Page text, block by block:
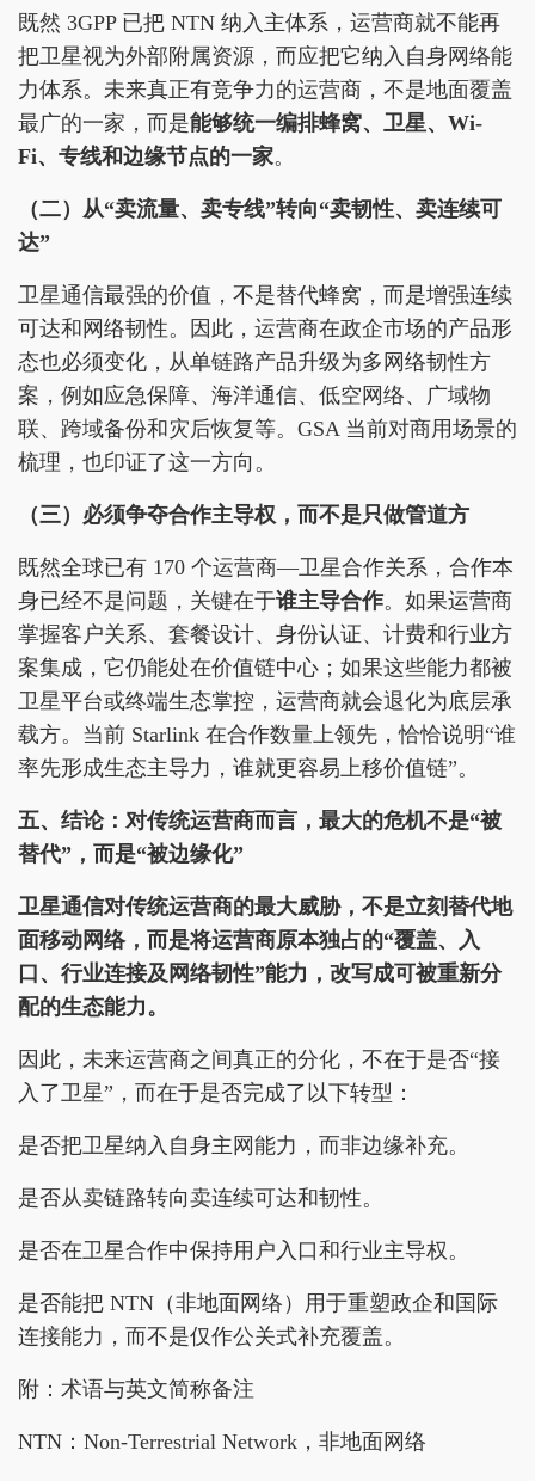
既然 3GPP 已把 NTN 纳入主体系，运营商就不能再
把卫星视为外部附属资源，而应把它纳入自身网络能
力体系。未来真正有竞争力的运营商，不是地面覆盖
最广的一家，而是能够统一编排蜂窝、卫星、Wi-
Fi、专线和边缘节点的一家。
（二）从“卖流量、卖专线”转向“卖韧性、卖连续可
达”
卫星通信最强的价值，不是替代蜂窝，而是增强连续
可达和网络韧性。因此，运营商在政企市场的产品形
态也必须变化，从单链路产品升级为多网络韧性方
案，例如应急保障、海洋通信、低空网络、广域物
联、跨域备份和灾后恢复等。GSA 当前对商用场景的
梳理，也印证了这一方向。
（三）必须争夺合作主导权，而不是只做管道方
既然全球已有 170 个运营商—卫星合作关系，合作本
身已经不是问题，关键在于谁主导合作。如果运营商
掌握客户关系、套餐设计、身份认证、计费和行业方
案集成，它仍能处在价值链中心；如果这些能力都被
卫星平台或终端生态掌控，运营商就会退化为底层承
载方。当前 Starlink 在合作数量上领先，恰恰说明“谁
率先形成生态主导力，谁就更容易上移价值链”。
五、结论：对传统运营商而言，最大的危机不是“被
替代”，而是“被边缘化”
卫星通信对传统运营商的最大威胁，不是立刻替代地
面移动网络，而是将运营商原本独占的“覆盖、入
口、行业连接及网络韧性”能力 ，改写成可被重新分
配的生态能力。
因此，未来运营商之间真正的分化，不在于是否“接
入了卫星”，而在于是否完成了以下转型：
是否把卫星纳入自身主网能力，而非边缘补充。
是否从卖链路转向卖连续可达和韧性。
是否在卫星合作中保持用户入口和行业主导权。
是否能把 NTN（非地面网络）用于重塑政企和国际
连接能力，而不是仅作公关式补充覆盖。
附：术语与英文简称备注
NTN：Non-Terrestrial Network，非地面网络